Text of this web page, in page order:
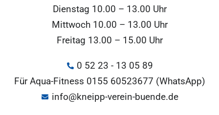
Dienstag 10.00 – 13.00 Uhr
Mittwoch 10.00 – 13.00 Uhr
Freitag 13.00 – 15.00 Uhr
0 52 23 - 13 05 89
Für Aqua-Fitness 0155 60523677 (WhatsApp)
info@kneipp-verein-buende.de